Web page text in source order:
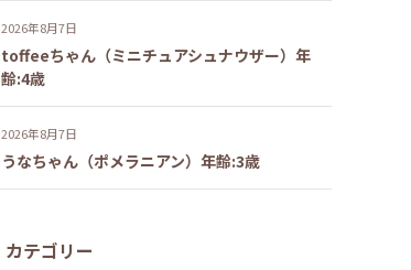
2026年8月7日
toffeeちゃん（ミニチュアシュナウザー）年
齢:4歳
2026年8月7日
うなちゃん（ポメラニアン）年齢:3歳
カテゴリー